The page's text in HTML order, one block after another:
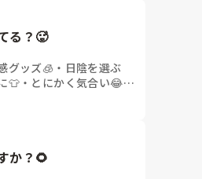
る？🥵
グッズ🧊 ・ 日陰を選ぶ
👕・ とにかく気合い😂・
か？🌻